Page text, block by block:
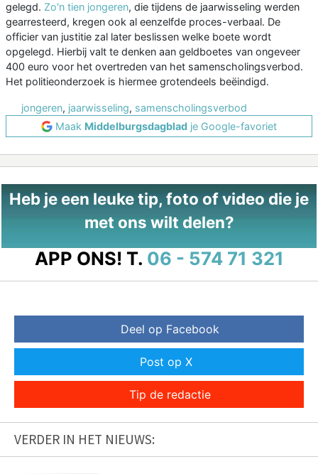
gelegd. Zo'n tien jongeren, die tijdens de jaarwisseling werden
gearresteerd, kregen ook al eenzelfde proces-verbaal. De
officier van justitie zal later beslissen welke boete wordt
opgelegd. Hierbij valt te denken aan geldboetes van ongeveer
400 euro voor het overtreden van het samenscholingsverbod.
Het politieonderzoek is hiermee grotendeels beëindigd.
jongeren, jaarwisseling, samenscholingsverbod
Maak Middelburgsdagblad je Google-favoriet
Heb je een leuke tip, foto of video die je
met ons wilt delen?
APP ONS! T. 06 - 574 71 321
Deel op Facebook
Post op X
Tip de redactie
VERDER IN HET NIEUWS: